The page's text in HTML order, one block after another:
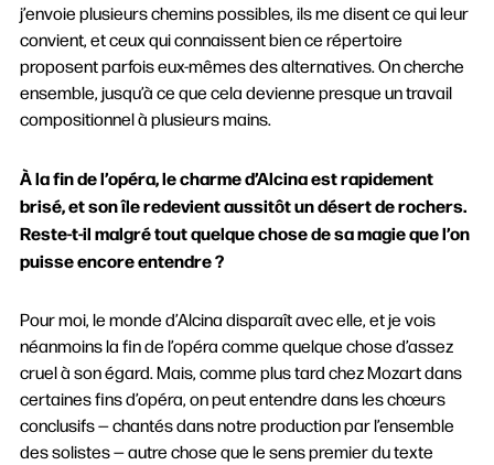
j’envoie plusieurs chemins possibles, ils me disent ce qui leur
convient, et ceux qui connaissent bien ce répertoire
proposent parfois eux-mêmes des alternatives. On cherche
ensemble, jusqu’à ce que cela devienne presque un travail
compositionnel à plusieurs mains.
À la fin de l’opéra, le charme d’Alcina est rapidement
brisé, et son île redevient aussitôt un désert de rochers.
Reste-t-il malgré tout quelque chose de sa magie que l’on
puisse encore entendre ?
Pour moi, le monde d’Alcina disparaît avec elle, et je vois
néanmoins la fin de l’opéra comme quelque chose d’assez
cruel à son égard. Mais, comme plus tard chez Mozart dans
certaines fins d’opéra, on peut entendre dans les chœurs
conclusifs — chantés dans notre production par l’ensemble
des solistes — autre chose que le sens premier du texte